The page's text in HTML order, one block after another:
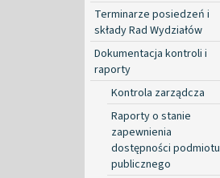
Terminarze posiedzeń i
składy Rad Wydziałów
Dokumentacja kontroli i
raporty
Kontrola zarządcza
Raporty o stanie
zapewnienia
dostępności podmiotu
publicznego